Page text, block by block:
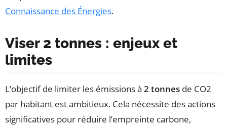
Connaissance des Énergies.
Viser 2 tonnes : enjeux et
limites
L’objectif de limiter les émissions à 2 tonnes de CO2
par habitant est ambitieux. Cela nécessite des actions
significatives pour réduire l’empreinte carbone,